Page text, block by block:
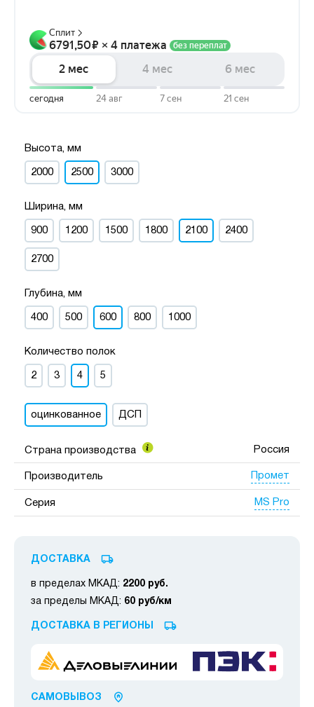
Высота, мм
2000 2500 3000
Ширина, мм
900 1200 1500 1800 2100 2400
2700
Глубина, мм
400 500 600 800 1000
Количество полок
2 3 4 5
оцинкованное ДСП
Страна производства Россия
Производитель Промет
Серия MS Pro
ДОСТАВКА
в пределах МКАД: 2200 руб.
за пределы МКАД: 60 руб/км
ДОСТАВКА В РЕГИОНЫ
САМОВЫВОЗ